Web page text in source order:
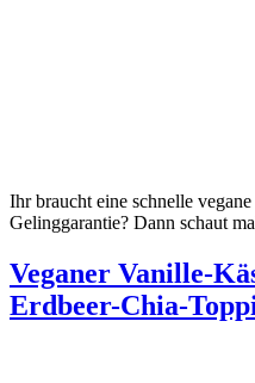
Ihr braucht eine schnelle
Gelinggarantie? Dann schaut
Veganer Vanille-
Erdbeer-Chia-